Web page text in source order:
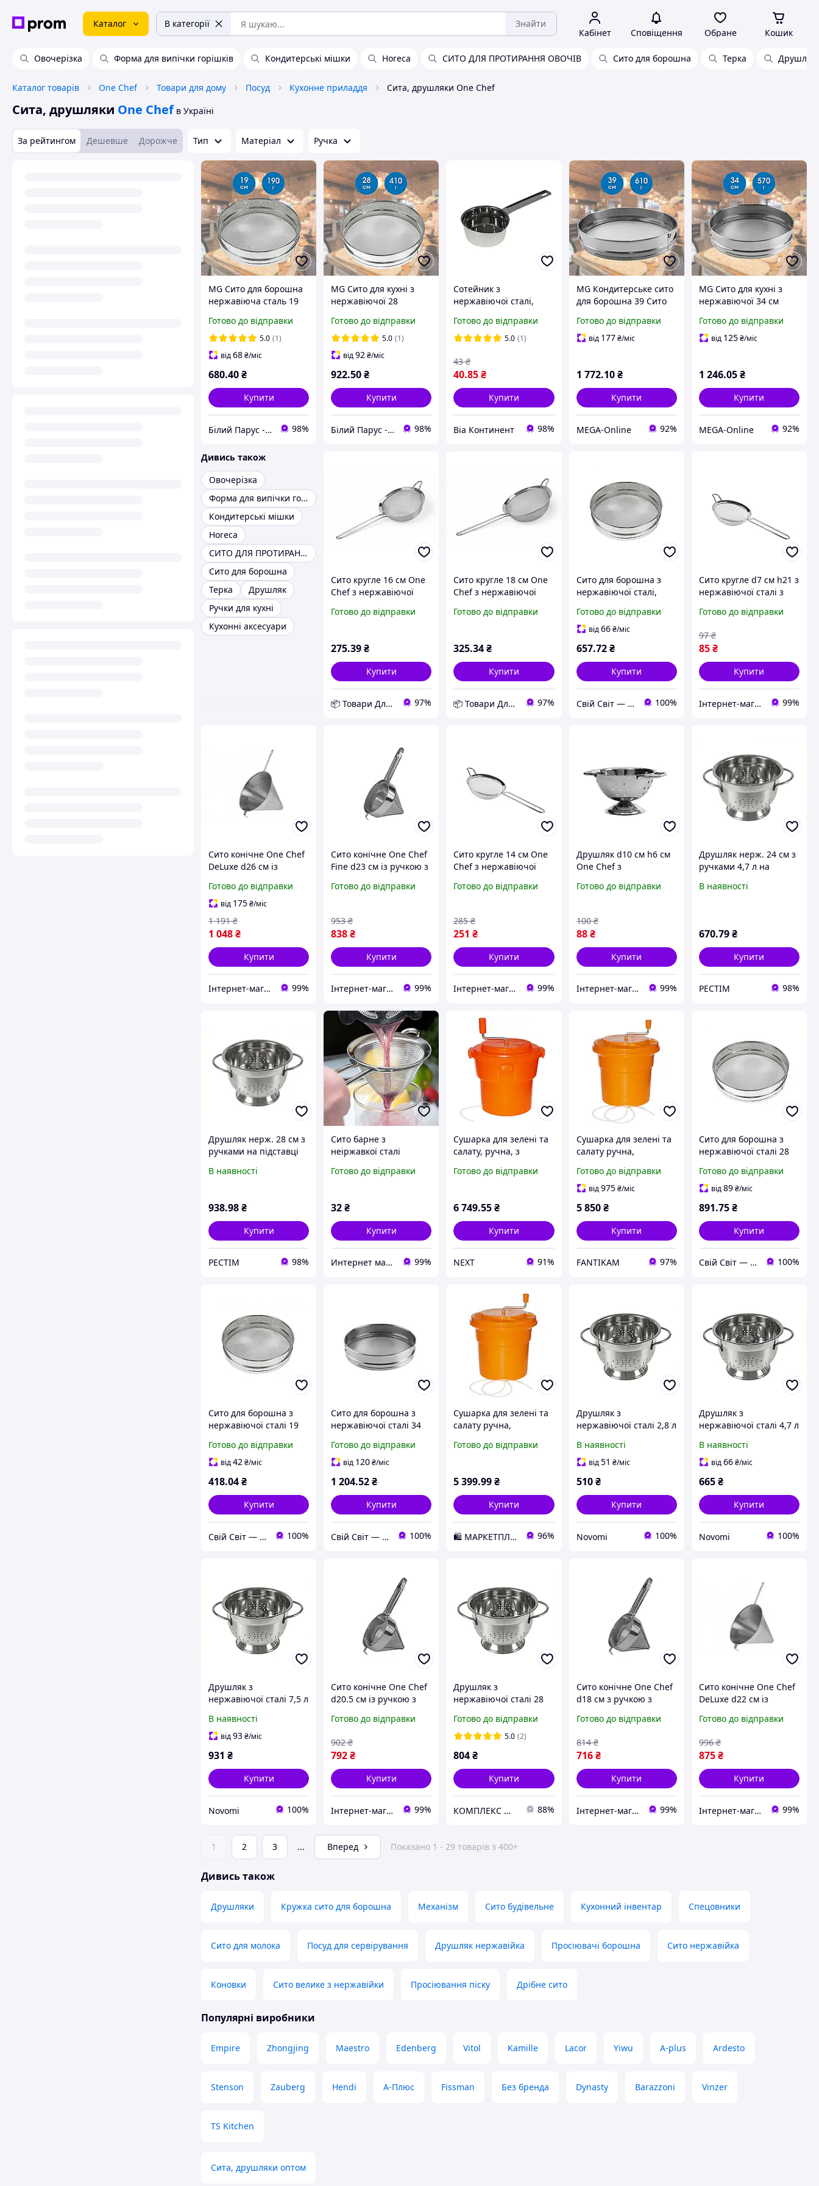
Каталог В категорії Знайти
Кабінет Сповіщення Обране Кошик
Овочерізка Форма для випічки горішків Кондитерські мішки Horeca СИТО ДЛЯ ПРОТИРАННЯ ОВОЧІВ Сито для борошна Терка Друшляк
Каталог товарів One Chef Товари для дому Посуд Кухонне приладдя Сита, друшляки One Chef
Сита, друшляки One Chef в Україні
За рейтингом Дешевше Дорожче Тип Матеріал Ручка
MG Сито для борошна
нержавіюча сталь 19
Просіювачі борошна
Кондитерське сито для
борошна Сито для
борошна
Готово до відправки
5.0 (1)
від68₴/міс
680.40₴
Купити
Білий Парус - комплексне обслуговування в сегменті HoReCa та B2B 98%
MG Сито для кухні з
нержавіючої 28
борошна Просіювач
борошна для пекарні
Сито для борошна
Готово до відправки
5.0 (1)
від92₴/міс
922.50₴
Купити
Білий Парус - комплексне обслуговування в сегменті HoReCa та B2B 98%
Сотейник з
нержавіючої сталі,
12 см, One Chef
Готово до відправки
5.0 (1)
40.85₴
43 ₴
Купити
Віа Континент 98%
MG Кондитерське сито
для борошна 39 Сито
нержавіюча сталь Сито
для борошна Сито
Готово до відправки
від 177 ₴/міс
1 772.10 ₴
Купити
MEGA-Online 92%
MG Сито для кухні з
нержавіючої 34 см
Сито для борошна
Просіювач борошна
Готово до відправки
від 125₴/міс
1 246.05₴
Купити
MEGA-Online 92%
Дивись також
Овочерізка
Форма для випічки горішків
Кондитерські мішки
Horeca
СИТО ДЛЯ ПРОТИРАННЯ ОВОЧІВ
Сито для борошна
Терка
Друшляк
Ручки для кухні
Кухонні аксесуари
Сито кругле 16 см One
Chef з нержавіючої
Готово до відправки
275.39₴
Купити
📦 Товари Для Дому 97%
Сито кругле 18 см One
Chef з нержавіючої
Готово до відправки
325.34₴
Купити
📦 Товари Для Дому 97%
Сито для борошна з
нержавіючої сталі,
Chef
Готово до відправки
від66 ₴/міс
657.72 ₴
Купити
Свій Світ — Дім • Дача • Декор 100%
Сито кругле d7 см h21 з
нержавіючої сталі з
кухні
Готово до відправки
85₴
97 ₴
Купити
Інтернет-магазин TRINTA 99%
Сито конічне One Chef
DeLuxe d26 см із
сталі
Готово до відправки
від 175₴/міс
1 048₴
1 191 ₴
Купити
Інтернет-магазин TRINTA 99%
Сито конічне One Chef
Fine d23 см із ручкою з
Готово до відправки
838₴
953 ₴
Купити
Інтернет-магазин TRINTA 99%
Сито кругле 14 см One
Chef з нержавіючої
Готово до відправки
251 ₴
285 ₴
Купити
Інтернет-магазин TRINTA 99%
Друшляк d10 см h6 см
One Chef з
ручками
Готово до відправки
88 ₴
100 ₴
Купити
Інтернет-магазин TRINTA 99%
Друшляк нерж. 24 см з
ручками 4,7 л на
В наявності
670.79₴
Купити
РЕСТІМ 98%
Друшляк нерж. 28 см з
ручками на підставці
В наявності
938.98₴
Купити
РЕСТІМ 98%
Сито барне з
неіржавкої сталі
Готово до відправки
32₴
Купити
Интернет магазин "Силикон-Молд" 99%
Сушарка для зелені та
салату, ручна, з
9,5 л, One Chef
Готово до відправки
6 749.55₴
Купити
NEXT 91%
Сушарка для зелені та
салату ручна,
One Chef
Готово до відправки
від975 ₴/міс
5 850 ₴
Купити
FANTIKAM 97%
Сито для борошна з
нержавіючої сталі 28
Готово до відправки
від89₴/міс
891.75₴
Купити
Свій Світ — Дім • Дача • Декор 100%
Сито для борошна з
нержавіючої сталі 19
Готово до відправки
від42₴/міс
418.04₴
Купити
Свій Світ — Дім • Дача • Декор 100%
Сито для борошна з
нержавіючої сталі 34
Готово до відправки
від 120₴/міс
1 204.52₴
Купити
Свій Світ — Дім • Дача • Декор 100%
Сушарка для зелені та
салату ручна,
One Chef
Готово до відправки
5 399.99₴
Купити
🛍️ МАРКЕТПЛЕЙС DMD 96%
Друшляк з
нержавіючої сталі 2,8 л
В наявності
від51 ₴/міс
510 ₴
Купити
Novomi 100%
Друшляк з
нержавіючої сталі 4,7 л
В наявності
від66₴/міс
665₴
Купити
Novomi 100%
Друшляк з
нержавіючої сталі 7,5 л
В наявності
від93₴/міс
931 ₴
Купити
Novomi 100%
Сито конічне One Chef
d20.5 см із ручкою з
Готово до відправки
792₴
902 ₴
Купити
Інтернет-магазин TRINTA 99%
Друшляк з
нержавіючої сталі 28
111016
Готово до відправки
5.0 (2)
804₴
Купити
КОМПЛЕКС МАРКЕТ 88%
Сито конічне One Chef
d18 см з ручкою з
Готово до відправки
716 ₴
814 ₴
Купити
Інтернет-магазин TRINTA 99%
Сито конічне One Chef
DeLuxe d22 см із
сталі
Готово до відправки
875₴
996 ₴
Купити
Інтернет-магазин TRINTA 99%
1 2 3 ... Вперед Показано 1 - 29 товарів з 400+
Дивись також
Друшляки Кружка сито для борошна Механізм Сито будівельне Кухонний інвентар Спецовники
Сито для молока Посуд для сервірування Друшляк нержавійка Просіювачі борошна Сито нержавійка
Коновки Сито велике з нержавійки Просіювання піску Дрібне сито
Популярні виробники
Empire Zhongjing Maestro Edenberg Vitol Kamille Lacor Yiwu A-plus Ardesto
Stenson Zauberg Hendi А-Плюс Fissman Без бренда Dynasty Barazzoni Vinzer
TS Kitchen
Сита, друшляки оптом